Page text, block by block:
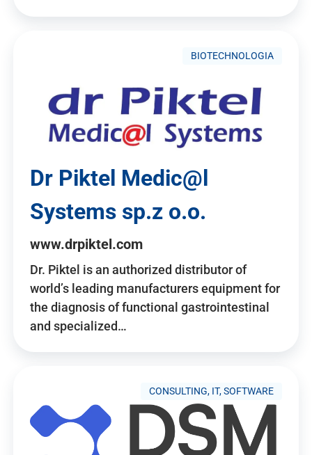
BIOTECHNOLOGIA
Dr Piktel Medic@l
Systems sp.z o.o.
www.drpiktel.com
Dr. Piktel is an authorized distributor of
world’s leading manufacturers equipment for
the diagnosis of functional gastrointestinal
and specialized…
CONSULTING, IT, SOFTWARE